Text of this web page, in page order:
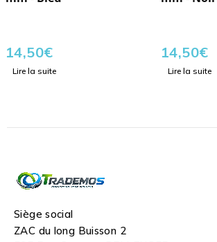
14,50€
Lire la suite
14,50€
Lire la suite
Siège social
ZAC du long Buisson 2